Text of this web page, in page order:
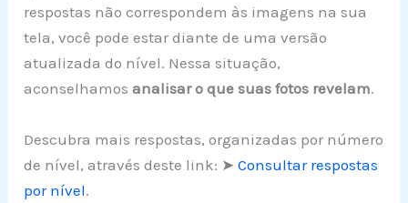
respostas não correspondem às imagens na sua
tela, você pode estar diante de uma versão
atualizada do nível. Nessa situação,
aconselhamosanalisar o que suas fotos revelam.
Descubra mais respostas, organizadas por número
de nível, através deste link: ➤Consultar respostas
por nível.